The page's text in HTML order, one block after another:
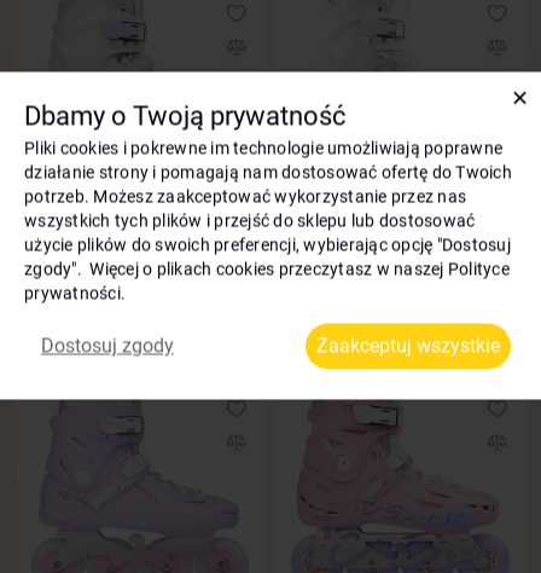
Rolki Flying Eagle X7F Reaver
biały
Bonusy
45 zł
1200
-25%
Rolki Flying Eagle X7F Reaver
biały 2026
Bonusy 45 zł
900zł
✕
Dbamy o Twoją prywatność
Pliki cookies i pokrewne im technologie umożliwiają poprawne
działanie strony i pomagają nam dostosować ofertę do Twoich
potrzeb. Możesz zaakceptować wykorzystanie przez nas
wszystkich tych plików i przejść do sklepu lub dostosować
użycie plików do swoich preferencji, wybierając opcję "Dostosuj
zgody". Więcej o plikach cookies przeczytasz w naszej Polityce
prywatności.
Dostosuj zgody Zaakceptuj wszystkie